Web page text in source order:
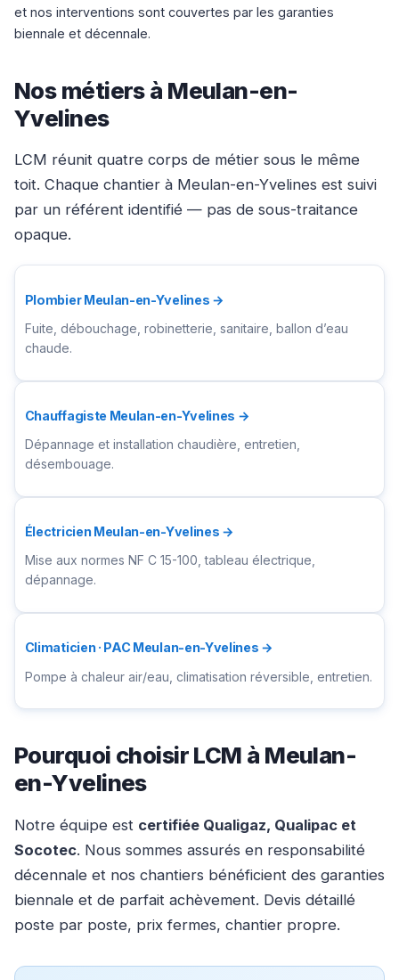
et nos interventions sont couvertes par les garanties
biennale et décennale.
Nos métiers à Meulan-en-
Yvelines
LCM réunit quatre corps de métier sous le même
toit. Chaque chantier à Meulan-en-Yvelines est suivi
par un référent identifié — pas de sous-traitance
opaque.
Plombier Meulan-en-Yvelines →
Fuite, débouchage, robinetterie, sanitaire, ballon d’eau
chaude.
Chauffagiste Meulan-en-Yvelines →
Dépannage et installation chaudière, entretien,
désembouage.
Électricien Meulan-en-Yvelines →
Mise aux normes NF C 15-100, tableau électrique,
dépannage.
Climaticien · PAC Meulan-en-Yvelines →
Pompe à chaleur air/eau, climatisation réversible, entretien.
Pourquoi choisir LCM à Meulan-
en-Yvelines
Notre équipe est certifiée Qualigaz, Qualipac et
Socotec. Nous sommes assurés en responsabilité
décennale et nos chantiers bénéficient des garanties
biennale et de parfait achèvement. Devis détaillé
poste par poste, prix fermes, chantier propre.